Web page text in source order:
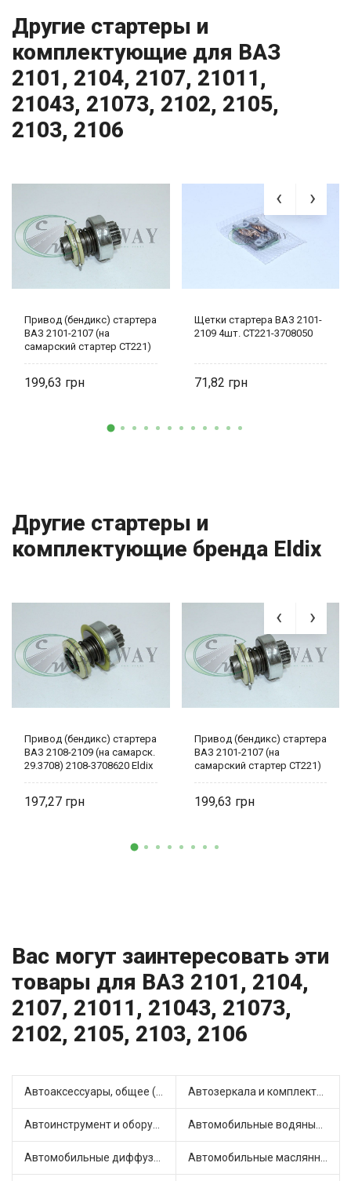
Другие стартеры и
комплектующие для ВАЗ
2101, 2104, 2107, 21011,
21043, 21073, 2102, 2105,
2103, 2106
Привод (бендикс) стартера
ВАЗ 2101-2107 (на
самарский стартер СТ221)
199,63
Щетки стартера ВАЗ 2101-
2109 4шт. СТ221-3708050
71,82
Другие стартеры и
комплектующие бренда Eldix
Привод (бендикс) стартера
ВАЗ 2108-2109 (на самарск.
29.3708) 2108-3708620 Eldix
197,27
Привод (бендикс) стартера
ВАЗ 2101-2107 (на
самарский стартер СТ221)
199,63
Вас могут заинтересовать эти
товары для ВАЗ 2101, 2104,
2107, 21011, 21043, 21073,
2102, 2105, 2103, 2106
Автоаксессуары, общее (1) Автозеркала и комплектующие (11)
Автоинструмент и оборудование (7) Автомобильные водяные насосы (14)
Автомобильные диффузоры и вентиляторы (4) Автомобильные маслянные насосы (9)